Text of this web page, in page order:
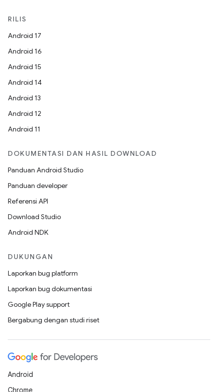
RILIS
Android 17
Android 16
Android 15
Android 14
Android 13
Android 12
Android 11
DOKUMENTASI DAN HASIL DOWNLOAD
Panduan Android Studio
Panduan developer
Referensi API
Download Studio
Android NDK
DUKUNGAN
Laporkan bug platform
Laporkan bug dokumentasi
Google Play support
Bergabung dengan studi riset
Android
Chrome